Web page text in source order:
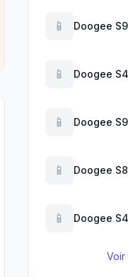
📱 Doogee
📱 Doogee
📱 Doogee
📱 Doogee
📱 Doogee
Voir